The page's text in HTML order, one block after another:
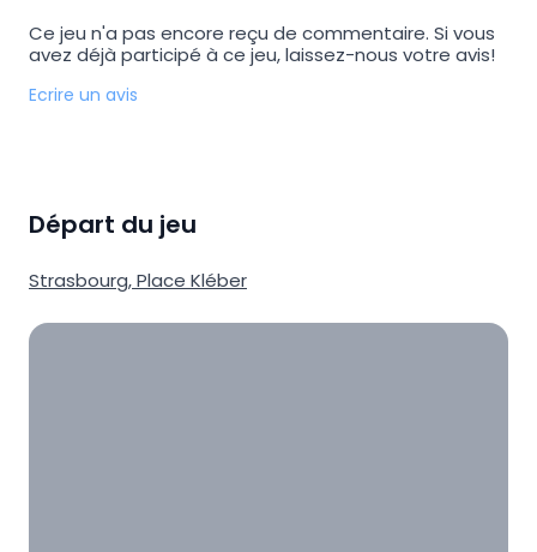
Ce jeu n'a pas encore reçu de commentaire. Si vous
avez déjà participé à ce jeu, laissez-nous votre avis!
Ecrire un avis
Départ du jeu
Strasbourg,Place Kléber